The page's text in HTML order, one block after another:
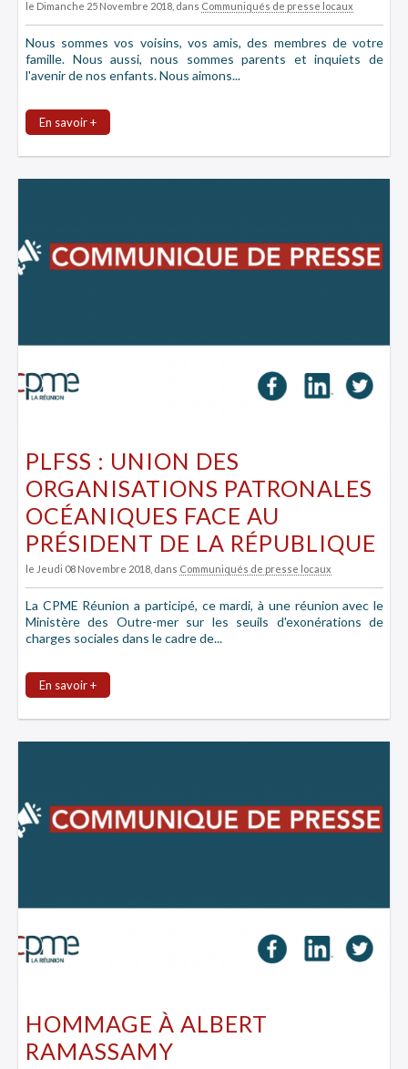
le Dimanche 25 Novembre 2018 , dans Communiqués de presse locaux
Nous sommes vos voisins, vos amis, des membres de votre
famille. Nous aussi, nous sommes parents et inquiets de
l'avenir de nos enfants. Nous aimons...
En savoir +
PLFSS : UNION DES
ORGANISATIONS PATRONALES
OCÉANIQUES FACE AU
PRÉSIDENT DE LA RÉPUBLIQUE
le Jeudi 08 Novembre 2018 , dans Communiqués de presse locaux
La CPME Réunion a participé, ce mardi, à une réunion avec le
Ministère des Outre-mer sur les seuils d'exonérations de
charges sociales dans le cadre de...
En savoir +
HOMMAGE À ALBERT
RAMASSAMY